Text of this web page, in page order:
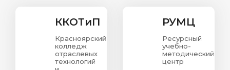
ККОТиП
Красноярский
колледж
отраслевых
технологий
РУМЦ
Ресурсный
учебно-
методический
центр